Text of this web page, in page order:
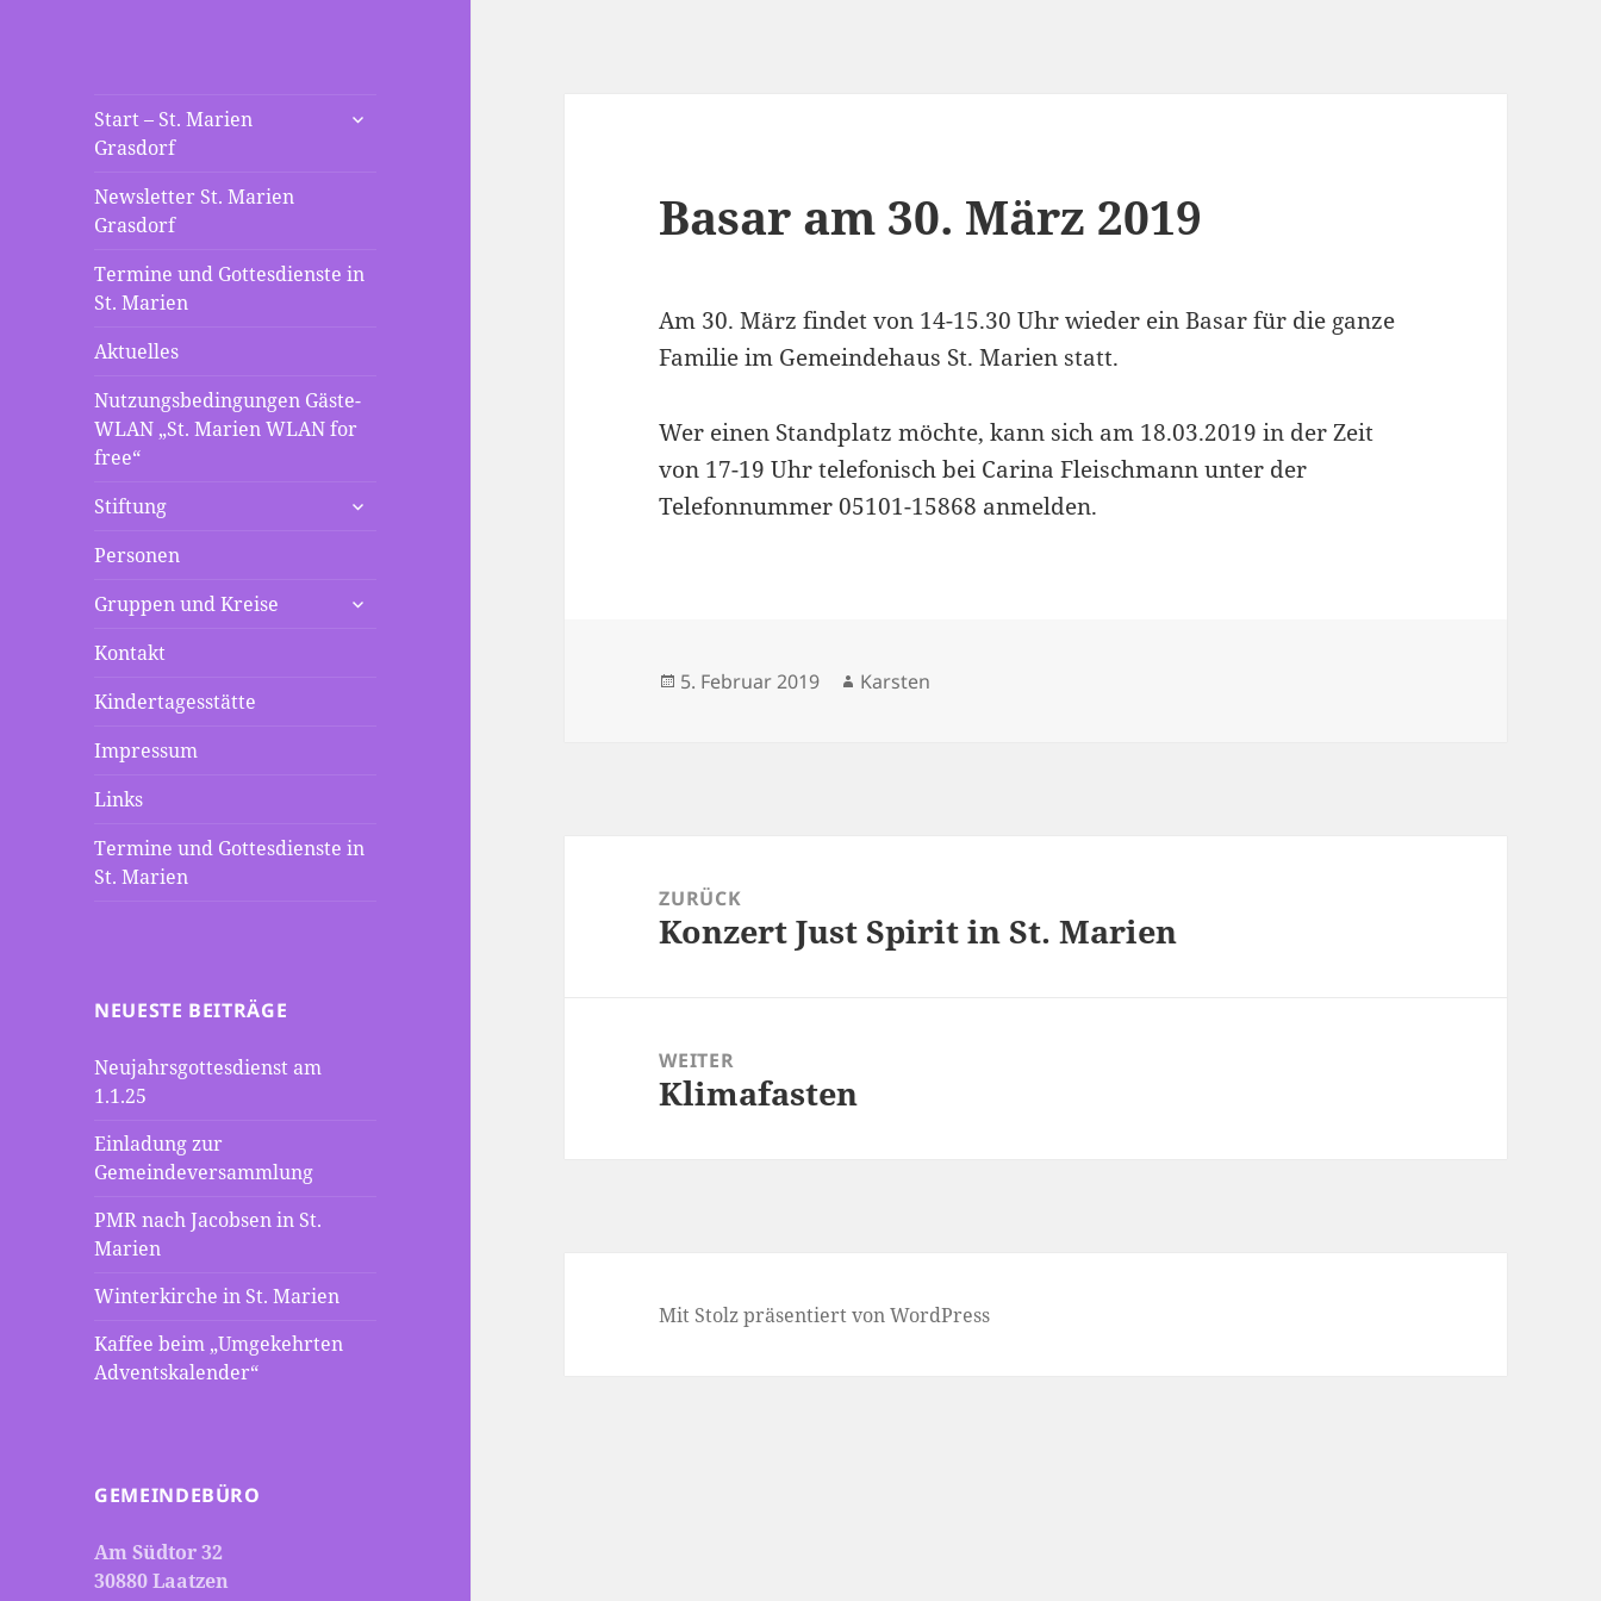
St. Marien
Grasdorf
Die neue Webseite der St
Mariengemeinde Grasdorf
Start – St. Marien
Grasdorf
untermenü
Newsletter St. Marien
Grasdorf
Termine und Gottesdienste in
St. Marien
Aktuelles
Nutzungsbedingungen Gäste-
WLAN „St. Marien WLAN for
free“
Stiftung
untermenü
Personen
Gruppen und Kreise
untermenü
Kontakt
Kindertagesstätte
Impressum
Links
Termine und Gottesdienste in
St. Marien
NEUESTE BEITRÄGE
Neujahrsgottesdienst am
1.1.25
Einladung zur
Gemeindeversammlung
PMR nach Jacobsen in St.
Marien
Winterkirche in St. Marien
Kaffee beim „Umgekehrten
Adventskalender“
GEMEINDEBÜRO
Am Südtor 32
30880 Laatzen
Basar am 30. März 2019
Am 30. März findet von 14-15.30 Uhr wieder ein Basar für die ganze
Familie im Gemeindehaus St. Marien statt.
Wer einen Standplatz möchte, kann sich am 18.03.2019 in der Zeit
von 17-19 Uhr telefonisch bei Carina Fleischmann unter der
Telefonnummer 05101-15868 anmelden.
Veröffentlicht
5. Februar 2019 Autor
Karsten
ZURÜCK
Vorheriger
Konzert Just Spirit in St. Marien
WEITER
Nächster
Klimafasten
Mit Stolz präsentiert von WordPress